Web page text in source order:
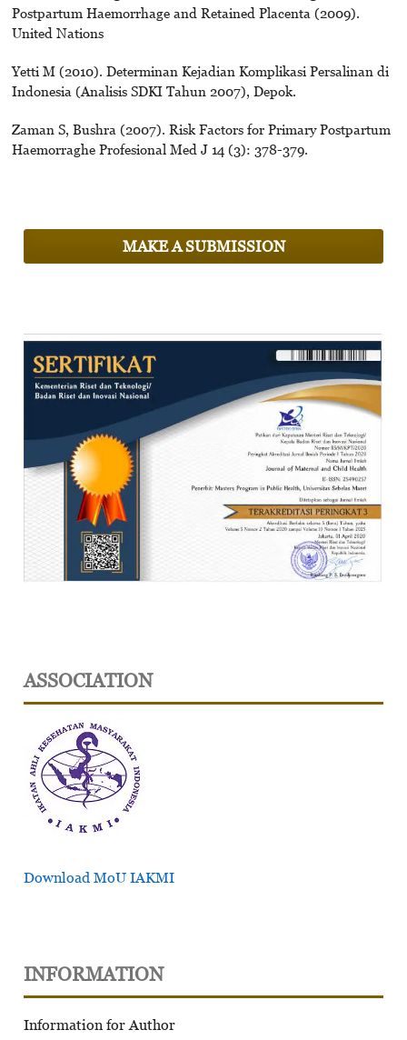
Postpartum Haemorrhage and Retained Placenta (2009).
United Nations
Yetti M (2010). Determinan Kejadian Komplikasi Persalinan di
Indonesia (Analisis SDKI Tahun 2007), Depok.
Zaman S, Bushra (2007). Risk Factors for Primary Postpartum
Haemorraghe Profesional Med J 14 (3): 378-379.
MAKE A SUBMISSION
ASSOCIATION
Download MoU IAKMI
INFORMATION
Information for Author